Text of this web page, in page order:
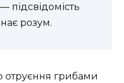
розум.
отруєння грибами